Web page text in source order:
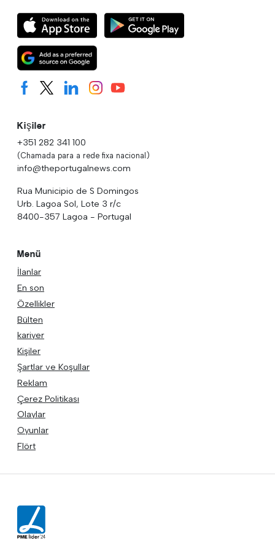
Kişiler
+351 282 341 100
(Chamada para a rede fixa nacional)
info@theportugalnews.com
Rua Municipio de S Domingos
Urb. Lagoa Sol, Lote 3 r/c
8400-357 Lagoa - Portugal
Menü
İlanlar
En son
Özellikler
Bülten
kariyer
Kişiler
Şartlar ve Koşullar
Reklam
Çerez Politikası
Olaylar
Oyunlar
Flört